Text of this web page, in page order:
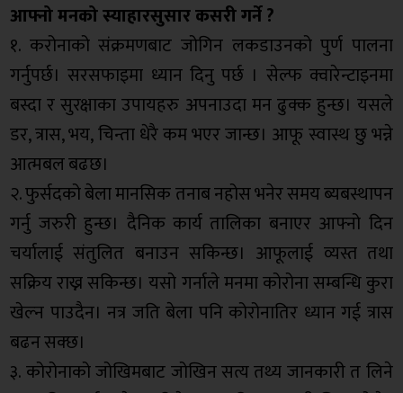
आफ्नो मनको स्याहारसुसार कसरी गर्ने ?
१. करोनाको संक्रमणबाट ज‍ोगिन लकडाउनको पुर्ण पालना
गर्नुपर्छ। सरसफाइमा ध्यान दिनु पर्छ । सेल्फ क्वारेन्टाइनमा
बस्दा र सुरक्षाका उपायहरु अपनाउदा मन ढुक्क हुन्छ। यसले
डर, त्रास, भय, चिन्ता धेरै कम भएर जान्छ। आफू स्वास्थ छु भन्ने
आत्मबल बढछ।
२. फुर्सदको बेला मानसिक तनाब नहोस भनेर समय ब्यबस्थापन
गर्नु जरुरी हुन्छ। दैनिक कार्य तालिका बनाएर आफ्नो दिन
चर्यालाई संतुलित बनाउन सकिन्छ। आफूलाई व्यस्त तथा
सक्रिय राख्न सकिन्छ। यसो गर्नाले मनमा कोरोना सम्बन्धि कुरा
खेल्न पाउदैन। नत्र जति बेला पनि कोरोनातिर ध्यान गई त्रास
बढन सक्छ।
३. कोरोनाको जोखिमबाट जोखिन सत्य तथ्य जानकारी त लिने